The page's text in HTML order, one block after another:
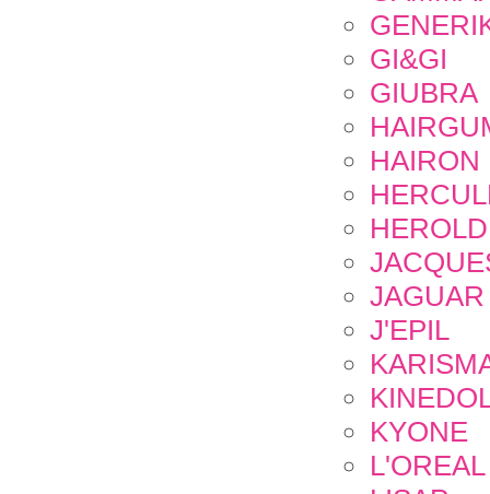
GI&GI
GIUBRA
HAIRON
HEROLD
JAGUAR
J'EPIL
KYONE
L'OREAL